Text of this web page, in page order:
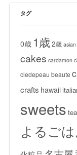
タグ
0歳 1歳 2歳 asian
cakes cardamon
cledepeau beaute
crafts hawaii
sweets tea
よるご